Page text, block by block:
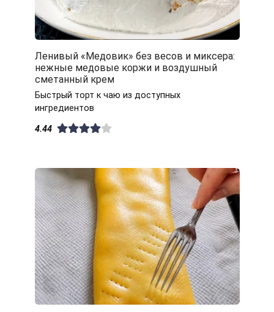
Ленивый «Медовик» без весов и миксера:
нежные медовые коржи и воздушный
сметанный крем
Быстрый торт к чаю из доступных
ингредиентов
4.44